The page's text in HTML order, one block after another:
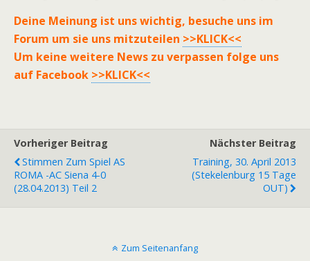
Deine Meinung ist uns wichtig, besuche uns im
Forum um sie uns mitzuteilen >>KLICK<<
Um keine weitere News zu verpassen folge uns
auf Facebook >>KLICK<<
Vorheriger Beitrag
Stimmen Zum Spiel AS
ROMA -AC Siena 4-0
(28.04.2013) Teil 2
Nächster Beitrag
Training, 30. April 2013
(Stekelenburg 15 Tage
OUT)
Zum Seitenanfang